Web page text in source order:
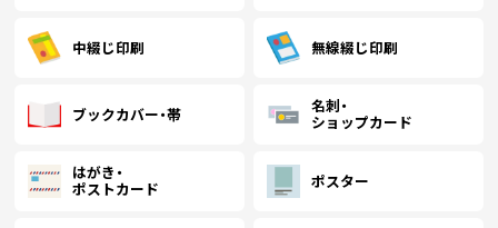
中綴じ印刷 無線綴じ印刷
ブックカバー・帯
名刺・
ショップカード
はがき・
ポストカード
ポスター